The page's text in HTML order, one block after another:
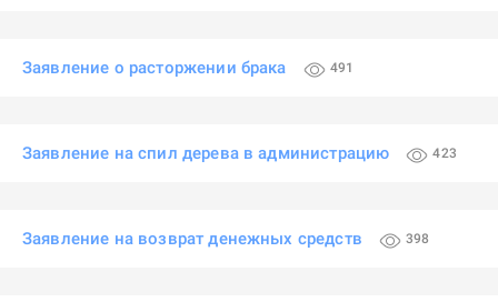
Заявление о расторжении брака 491
Заявление на спил дерева в администрацию 423
Заявление на возврат денежных средств 398